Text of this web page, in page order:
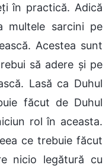
în practică. Adică
multele sarcini pe
Acestea sunt
să adere și pe
Lasă ca Duhul
făcut de Duhul
rol în aceasta.
ce trebuie făcut
nicio legătură cu